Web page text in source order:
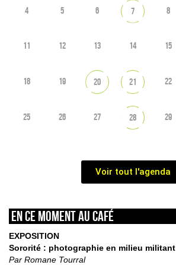
4 5 6 7 8
11 12 13 14 15
18 19 20 21 22
25 26 27 28 29
Voir tout l'agenda
En ce moment au café
EXPOSITION
Sororité : photographie en milieu militant
Par Romane Tourral